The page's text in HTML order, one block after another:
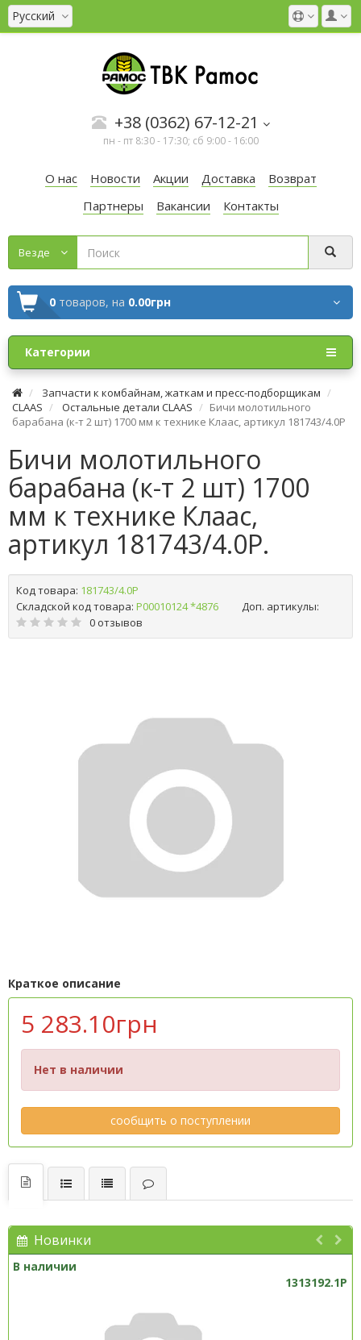
Русский
+38 (0362) 67-12-21
пн - пт 8:30 - 17:30; сб 9:00 - 16:00
О нас Новости Акции Доставка
Возврат
Партнеры
Вакансии Контакты
Везде
0 товаров, на 0.00грн
Категории
Запчасти к комбайнам, жаткам и пресс-подборщикам
CLAAS
Остальные детали CLAAS
Бичи молотильного
барабана (к-т 2 шт) 1700 мм к технике Клаас, артикул 181743/4.0P
Бичи молотильного
барабана (к-т 2 шт) 1700
мм к технике Клаас,
артикул 181743/4.0P.
Код товара: 181743/4.0P
Складской код товара: Р00010124 *4876
Доп. артикулы:
0 отзывов
Краткое описание
5 283.10грн
Нет в наличии
сообщить о поступлении
Новинки
В наличии
1313192.1P